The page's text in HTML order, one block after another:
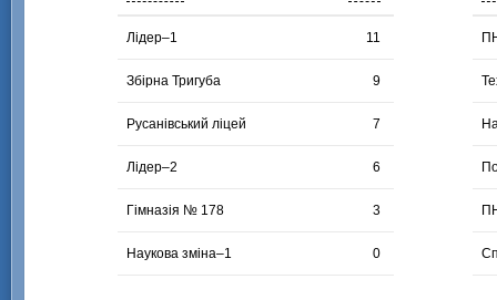
Лідер–1 11
Збірна Тригуба 9
Русанівський ліцей 7
Лідер–2 6
Гімназія № 178 3
Наукова зміна–1 0